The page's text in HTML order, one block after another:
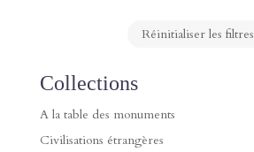
Réinitialiser les filtres
Collections
A la table des monuments
Civilisations étrangères